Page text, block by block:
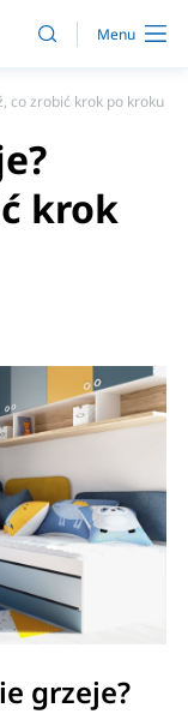
co zrobić krok po kroku
krok
grzeje?